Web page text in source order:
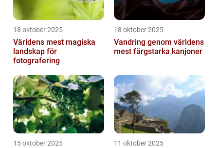
18 oktober 2025
Världens mest magiska
landskap för
fotografering
18 oktober 2025
Vandring genom världens
mest färgstarka kanjoner
15 oktober 2025 11 oktober 2025